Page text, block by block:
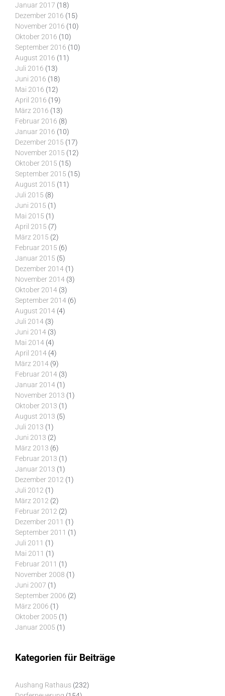
Januar 2017 (18)
Dezember 2016 (15)
November 2016 (10)
Oktober 2016 (10)
September 2016 (10)
August 2016 (11)
Juli 2016 (13)
Juni 2016 (18)
Mai 2016 (12)
April 2016 (19)
März 2016 (13)
Februar 2016 (8)
Januar 2016 (10)
Dezember 2015 (17)
November 2015 (12)
Oktober 2015 (15)
September 2015 (15)
August 2015 (11)
Juli 2015 (8)
Juni 2015 (1)
Mai 2015 (1)
April 2015 (7)
März 2015 (2)
Februar 2015 (6)
Januar 2015 (5)
Dezember 2014 (1)
November 2014 (3)
Oktober 2014 (3)
September 2014 (6)
August 2014 (4)
Juli 2014 (3)
Juni 2014 (3)
Mai 2014 (4)
April 2014 (4)
März 2014 (9)
Februar 2014 (3)
Januar 2014 (1)
November 2013 (1)
Oktober 2013 (1)
August 2013 (5)
Juli 2013 (1)
Juni 2013 (2)
März 2013 (6)
Februar 2013 (1)
Januar 2013 (1)
Dezember 2012 (1)
Juli 2012 (1)
März 2012 (2)
Februar 2012 (2)
Dezember 2011 (1)
September 2011 (1)
Juli 2011 (1)
Mai 2011 (1)
Februar 2011 (1)
November 2008 (1)
Juni 2007 (1)
September 2006 (2)
März 2006 (1)
Oktober 2005 (1)
Januar 2005 (1)
Kategorien für Beiträge
Aushang Rathaus (232)